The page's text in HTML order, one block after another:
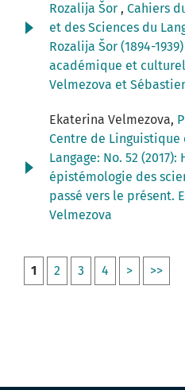
Rozalija Šor , Cahiers
et des Sciences du
Rozalija Šor (1894-
académique et
Velmezova et
Ekaterina Velmezova,
Centre de Linguistique
Langage: No. 52
épistémologie des
passé vers le présent.
Velmezova
1 2 3 4 > >>